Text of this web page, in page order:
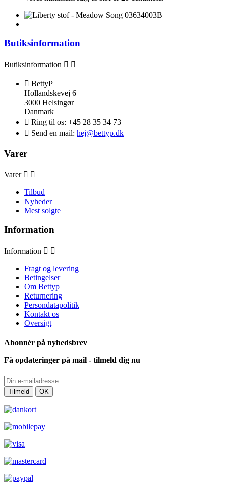
Butiksinformation
Butiksinformation  
 BettyP
Hollandskevej 6
3000 Helsingør
Danmark
 Ring til os: +45 28 35 34 73
 Send en mail: hej@bettyp.dk
Varer
Varer  
Tilbud
Nyheder
Mest solgte
Information
Information  
Fragt og levering
Betingelser
Om Bettyp
Returnering
Persondatapolitik
Kontakt os
Oversigt
Abonnér på nyhedsbrev
Få opdateringer på mail - tilmeld dig nu